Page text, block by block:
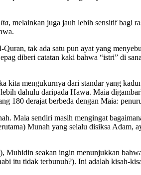
, melainkan juga jauh lebih sensitif bagi
tak ada satu pun ayat yang
diberi catatan kaki bahwa “istri” di
kita mengukurnya dari standar yang
dahulu daripada Hawa. Maia
180 derajat berbeda dengan Maia:
Maia sendiri masih mengingat
Munah yang selalu disiksa Adam,
Muhidin seakan ingin menunjukkan
itu tidak terbunuh?). Ini adalah kisah-